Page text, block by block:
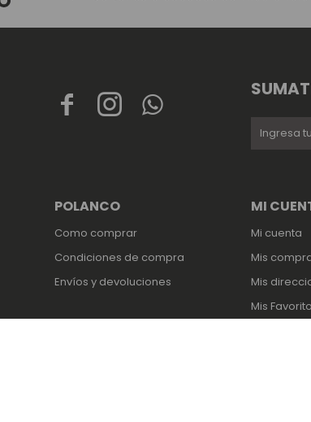
  
POLANCO
Como comprar
Condiciones de compra
Envíos y devoluciones
MI
Mi cuenta
Mis
Mis
Mis